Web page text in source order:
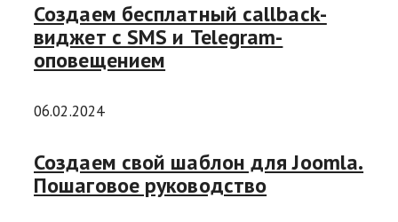
Создаем бесплатный callback-
виджет с SMS и Telegram-
оповещением
06.02.2024
Создаем свой шаблон для Joomla.
Пошаговое руководство